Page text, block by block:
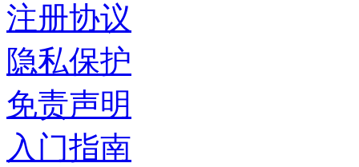
注册协议
隐私保护
免责声明
入门指南